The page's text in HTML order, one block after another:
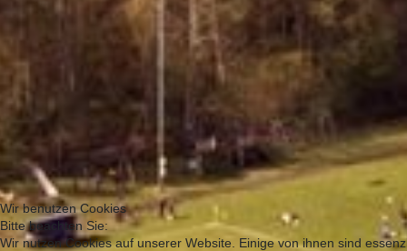
Wir benutzen Cookies
Bitte beachten Sie:
Wir nutzen Cookies auf unserer Website. Einige von ihnen sind